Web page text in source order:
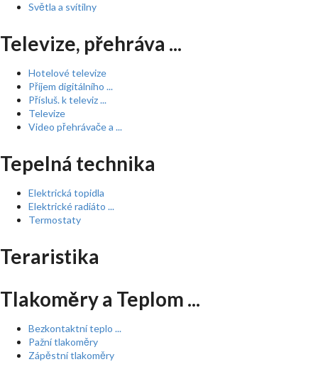
Světla a svítilny
Televize, přehráva ...
Hotelové televize
Příjem digitálního ...
Přísluš. k televiz ...
Televize
Video přehrávače a ...
Tepelná technika
Elektrická topidla
Elektrické radiáto ...
Termostaty
Teraristika
Tlakoměry a Teplom ...
Bezkontaktní teplo ...
Pažní tlakoměry
Zápěstní tlakoměry